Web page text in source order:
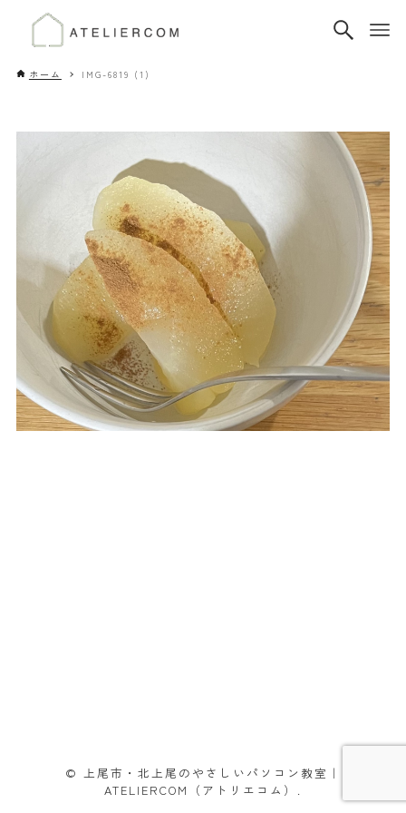
ホーム IMG-6819 (1)
© 上尾市・北上尾のやさしいパソコン教室｜
ATELIERCOM（アトリエコム）.